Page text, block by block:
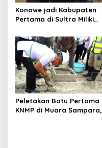
Konawe jadi Kabupaten
Pertama di Sultra Miliki
Digital, DPRD Restui
Anggaran Rp200 Juta
Peletakan Batu Pertama
KNMP di Muara Sampara,